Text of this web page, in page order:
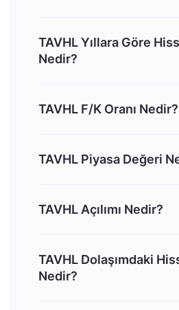
TAVHL Yıllara Göre
Nedir?
TAVHL F/K Oranı Nedir?
TAVHL Piyasa Değeri
TAVHL Açılımı Nedir?
TAVHL Dolaşımdaki
Nedir?